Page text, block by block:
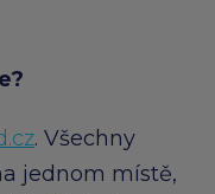
. Všechny
jednom místě,